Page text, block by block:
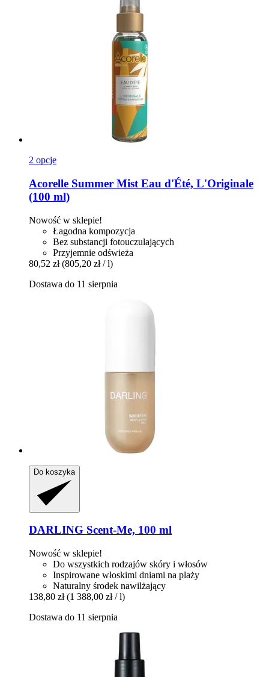
2 opcje
Acorelle Summer Mist Eau d'Été, L'Originale
(100 ml)
Nowość w sklepie!
Łagodna kompozycja
Bez substancji fotouczulających
Przyjemnie odświeża
80,52 zł (805,20 zł / l)
Dostawa do 11 sierpnia
Do koszyka
DARLING Scent-​Me, 100 ml
Nowość w sklepie!
Do wszystkich rodzajów skóry i włosów
Inspirowane włoskimi dniami na plaży
Naturalny środek nawilżający
138,80 zł (1 388,00 zł / l)
Dostawa do 11 sierpnia